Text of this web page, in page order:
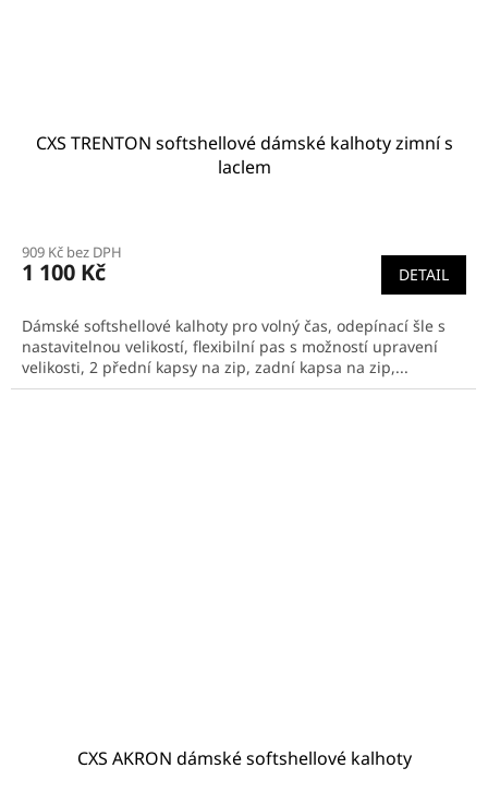
CXS TRENTON softshellové dámské kalhoty zimní s
laclem
produktu
je
z
5
hvězdiček.
909 Kč bez DPH
1 100 Kč DETAIL
Dámské softshellové kalhoty pro volný čas, odepínací šle s
nastavitelnou velikostí, flexibilní pas s možností upravení
velikosti, 2 přední kapsy na zip, zadní kapsa na zip,...
CXS AKRON dámské softshellové kalhoty